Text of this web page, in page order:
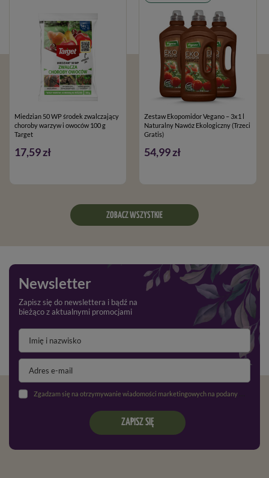
Miedzian 50 WP środek zwalczający
choroby warzyw i owoców 100 g
Target
17,59 zł
Zestaw Ekopomidor Vegano – 3x1 l
Naturalny Nawóz Ekologiczny (Trzeci
Gratis)
54,99 zł
ZOBACZ WSZYSTKIE
Newsletter
Zapisz się do newslettera i bądź na
bieżąco z aktualnymi promocjami
Zgadzam się na otrzymywanie wiadomości marketingowych na podany adres e-mail oraz przetwarzanie danych osobowych zgodnie z
ZAPISZ SIĘ